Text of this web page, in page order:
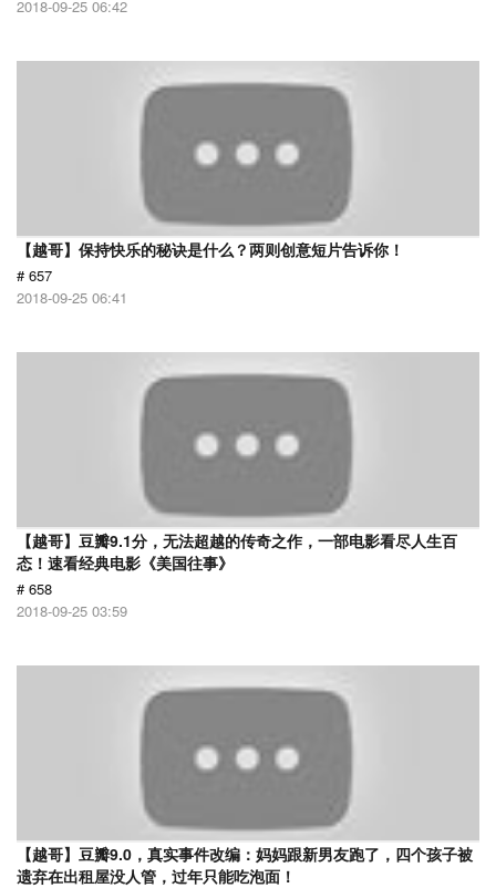
2018-09-25 06:42
【越哥】保持快乐的秘诀是什么？两则创意短片告诉你！
# 657
2018-09-25 06:41
【越哥】豆瓣9.1分，无法超越的传奇之作，一部电影看尽人生百
态！速看经典电影《美国往事》
# 658
2018-09-25 03:59
【越哥】豆瓣9.0，真实事件改编：妈妈跟新男友跑了，四个孩子被
遗弃在出租屋没人管，过年只能吃泡面！